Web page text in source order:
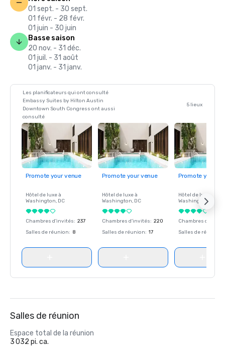
01 sept. - 30 sept.
01 févr. - 28 févr.
01 juin - 30 juin
Basse saison
20 nov. - 31 déc.
01 juil. - 31 août
01 janv. - 31 janv.
Les planificateurs qui ont consulté
Embassy Suites by Hilton Austin
Downtown South Congress ont aussi
consulté
5 lieux
Promote your venue
Hôtel de luxe à
Washington, DC
Chambres d'invités: 237
Salles de réunion: 8
Promote your venue
Hôtel de luxe à
Washington, DC
Chambres d'invités: 220
Salles de réunion: 17
Promote your
Hôtel de luxe à
Washington
Chambres
Salles de réunion
Salles de réunion
Espace total de la réunion
3 032 pi. ca.